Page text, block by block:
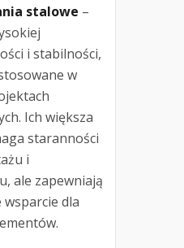
stalowe –
i stabilności,
w
Ich większa
staranności
i
ale zapewniają
wsparcie dla